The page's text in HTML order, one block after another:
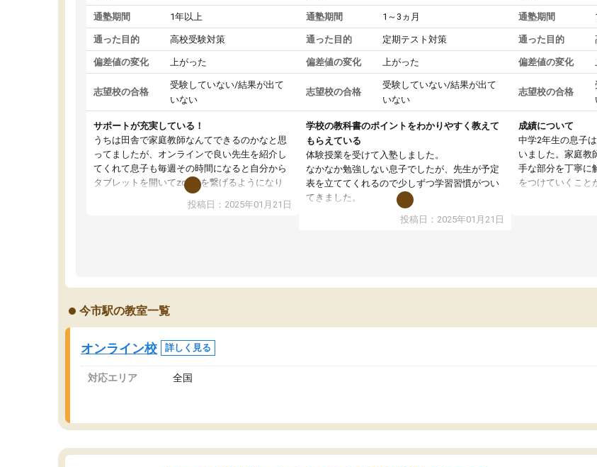
通塾期間 1年以上
通った目的 高校受験対策
偏差値の変化 上がった
志望校の合格
受験していない/結果が出て
いない
サポートが充実している！
うちは田舎で家庭教師なんてできるのかなと思
ってましたが、オンラインで良い先生を紹介し
てくれて息子も毎週その時間になると自分から
タブレットを開いてzoomを繋げるようになり
ました！5科目なんでもOKなのもとても気に入
投稿日：2025年01月21日
通塾期間 1～3ヵ月
通った目的 定期テスト対策
偏差値の変化 上がった
志望校の合格
受験していない/結果が出て
いない
学校の教科書のポイントをわかりやすく教えて
もらえている
体験授業を受けて入塾しました。
なかなか勉強しない息子でしたが、先生が予定
表を立ててくれるので少しずつ学習習慣がつい
てきました。
オンラインで週に一度の受講ですが、指導が無
い日も予定表に基づいて勉強したり、LINEでわ
投稿日：2025年01月21日
通塾期間
通った目的
偏差値の変化
志望校の合格
成績について
中学2年生の息子
いました。家庭教
手な部分を丁寧に
をつけていくこと
期テストの成績が
今市駅の教室一覧
オンライン校 詳しく見る
対応エリア 全国